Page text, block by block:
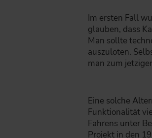
Im ersten Fall
glauben, dass
Man sollte
auszuloten.
man zum
Eine solche
Funktionalität
Fahrens unter
Projekt in den